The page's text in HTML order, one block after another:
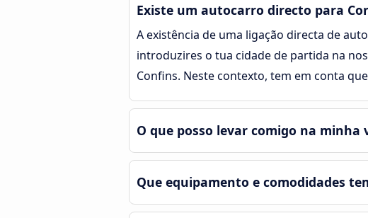
Existe um autocarro directo para
A existência de uma ligação directa de
introduzires o tua cidade de partida na
Confins. Neste contexto, tem em conta
O que posso levar comigo na
Que equipamento e comodidades